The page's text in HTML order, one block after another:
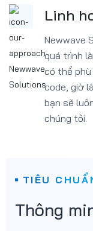
Linh
Newwave
quá trình
có thể phù
code, giờ
bạn sẽ
chúng tôi.
TIÊU
Thông